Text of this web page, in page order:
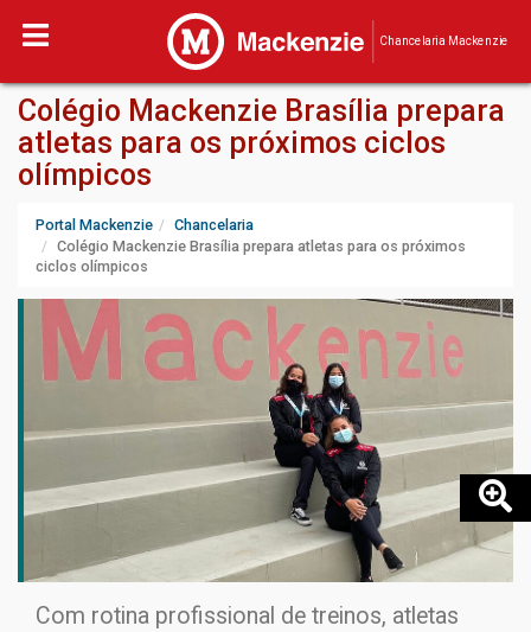
Chancelaria Mackenzie
Colégio Mackenzie Brasília prepara
atletas para os próximos ciclos
olímpicos
Portal Mackenzie
Chancelaria
Colégio Mackenzie Brasília prepara atletas para os próximos
ciclos olímpicos
Com rotina profissional de treinos, atletas